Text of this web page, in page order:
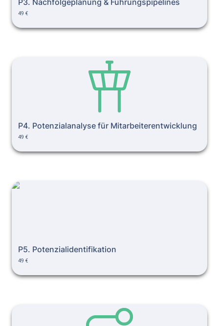
49 €
P4. Potenzialanalyse für Mitarbeiterentwicklung
P4. Potenzialanalyse für Mitarbeiterentwicklung
49 €
P5. Potenzialidentifikation
P5. Potenzialidentifikation
49 €